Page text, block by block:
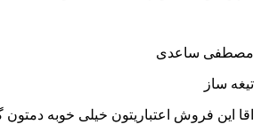
مصطفی ساعدی
تیغه ساز
اقا این فروش اعتباریتون خیلی خوبه دمتون